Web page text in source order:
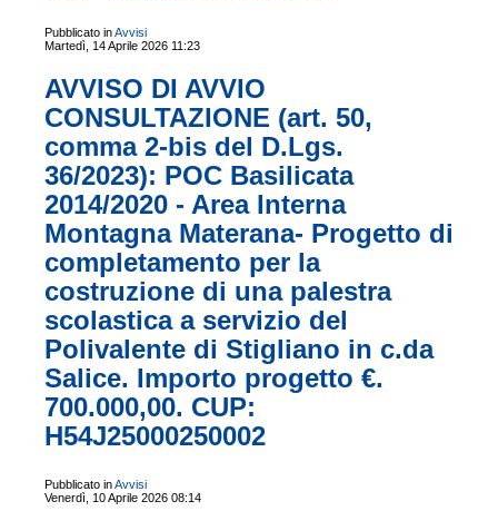
Pubblicato inAvvisi
Martedì, 14 Aprile 2026 11:23
AVVISO DI AVVIO
CONSULTAZIONE (art. 50,
comma 2-bis del D.Lgs.
36/2023): POC Basilicata
2014/2020 - Area Interna
Montagna Materana- Progetto di
completamento per la
costruzione di una palestra
scolastica a servizio del
Polivalente di Stigliano in c.da
Salice. Importo progetto €.
700.000,00. CUP:
H54J25000250002
Pubblicato inAvvisi
Venerdì, 10 Aprile 2026 08:14